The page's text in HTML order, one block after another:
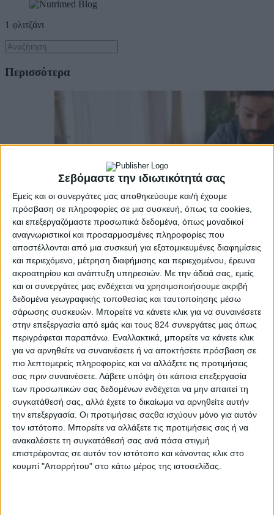
Σεβόμαστε την ιδιωτικότητά σας
Εμείς και οι συνεργάτες μας αποθηκεύουμε και/ή έχουμε
πρόσβαση σε πληροφορίες σε μια συσκευή, όπως τα cookies,
και επεξεργαζόμαστε προσωπικά δεδομένα, όπως μοναδικοί
αναγνωριστικοί και προσαρμοσμένες πληροφορίες που
αποστέλλονται από μια συσκευή για εξατομικευμένες διαφημίσεις
και περιεχόμενο, μέτρηση διαφήμισης και περιεχομένου, έρευνα
ακροατηρίου και ανάπτυξη υπηρεσιών. Με την άδειά σας, εμείς
και οι συνεργάτες μας ενδέχεται να χρησιμοποιήσουμε ακριβή
δεδομένα γεωγραφικής τοποθεσίας και ταυτοποίησης μέσω
σάρωσης συσκευών. Μπορείτε να κάνετε κλικ για να συναινέσετε
στην επεξεργασία από εμάς και τους 824 συνεργάτες μας όπως
περιγράφεται παραπάνω. Εναλλακτικά, μπορείτε να κάνετε κλικ
για να αρνηθείτε να συναινέσετε ή να αποκτήσετε πρόσβαση σε
πιο λεπτομερείς πληροφορίες και να αλλάξετε τις προτιμήσεις
σας πριν συναινέσετε. Λάβετε υπόψη ότι κάποια επεξεργασία
των προσωπικών σας δεδομένων ενδέχεται να μην απαιτεί τη
συγκατάθεσή σας, αλλά έχετε το δικαίωμα να αρνηθείτε αυτήν
την επεξεργασία. Οι προτιμήσεις σαςθα ισχύουν μόνο για αυτόν
τον ιστότοπο. Μπορείτε να αλλάξετε τις προτιμήσεις σας ή να
ανακαλέσετε τη συγκατάθεσή σας ανά πάσα στιγμή
επιστρέφοντας σε αυτόν τον ιστότοπο και κάνοντας κλικ στο
κουμπί "Απορρήτου" στο κάτω μέρος της ιστοσελίδας.
1 φλιτζάνι
Περισσότερα
Υγεία, διατροφή & lifestyle
Διατροφή 2.0: τα τρόφιμα του μέλλοντος
18 Μάι